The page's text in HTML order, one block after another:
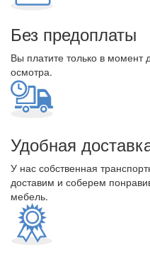
Без предоплаты
Вы платите только в момент
осмотра.
Удобная
У нас собственная
доставим и соберем
мебель.